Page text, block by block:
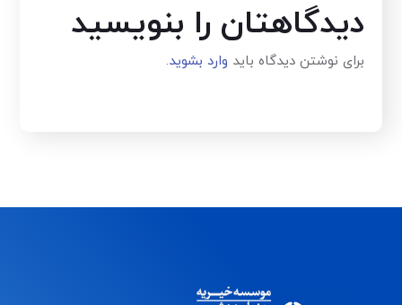
دیدگاهتان را بنویسید
برای نوشتن دیدگاه باید وارد بشوید.